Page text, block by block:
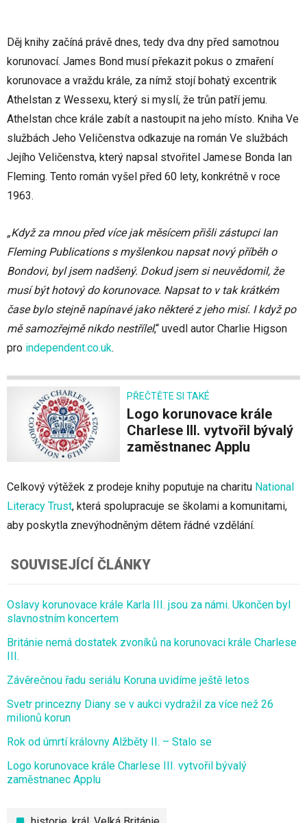
Děj knihy začíná právě dnes, tedy dva dny před samotnou
korunovací. James Bond musí překazit pokus o zmaření
korunovace a vraždu krále, za nímž stojí bohatý excentrik
Athelstan z Wessexu, který si myslí, že trůn patří jemu.
Athelstan chce krále zabít a nastoupit na jeho místo. Kniha Ve
službách Jeho Veličenstva odkazuje na román Ve službách
Jejího Veličenstva, který napsal stvořitel Jamese Bonda Ian
Fleming. Tento román vyšel před 60 lety, konkrétně v roce
1963.
„Když za mnou před více jak měsícem přišli zástupci Ian
Fleming Publications s myšlenkou napsat nový příběh o
Bondovi, byl jsem nadšený. Dokud jsem si neuvědomil, že
musí být hotový do korunovace. Napsat to v tak krátkém
čase bylo stejně napínavé jako některé z jeho misí. I když po
mě samozřejmě nikdo nestřílel,“ uvedl autor Charlie Higson
pro independent.co.uk.
PŘEČTĚTE SI TAKÉ
Logo korunovace krále
Charlese III. vytvořil bývalý
zaměstnanec Applu
Celkový výtěžek z prodeje knihy poputuje na charitu National
Literacy Trust, která spolupracuje se školami a komunitami,
aby poskytla znevýhodněným dětem řádné vzdělání.
SOUVISEJÍCÍ ČLÁNKY
Oslavy korunovace krále Karla III. jsou za námi. Ukončen byl
slavnostním koncertem
Británie nemá dostatek zvoníků na korunovaci krále Charlese
III.
Závěrečnou řadu seriálu Koruna uvidíme ještě letos
Svetr princezny Diany se v aukci vydražil za více než 26
milionů korun
Rok od úmrtí královny Alžběty II. – Stalo se
Logo korunovace krále Charlese III. vytvořil bývalý
zaměstnanec Applu